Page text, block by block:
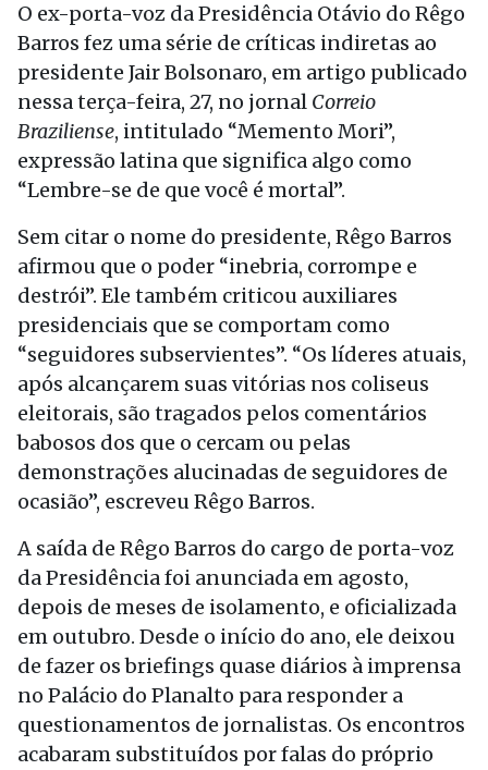
O ex-porta-voz da Presidência Otávio do Rêgo
Barros fez uma série de críticas indiretas ao
presidente Jair Bolsonaro, em artigo publicado
nessa terça-feira, 27, no jornal Correio
Braziliense, intitulado “Memento Mori”,
expressão latina que significa algo como
“Lembre-se de que você é mortal”.
Sem citar o nome do presidente, Rêgo Barros
afirmou que o poder “inebria, corrompe e
destrói”. Ele também criticou auxiliares
presidenciais que se comportam como
“seguidores subservientes”. “Os líderes atuais,
após alcançarem suas vitórias nos coliseus
eleitorais, são tragados pelos comentários
babosos dos que o cercam ou pelas
demonstrações alucinadas de seguidores de
ocasião”, escreveu Rêgo Barros.
A saída de Rêgo Barros do cargo de porta-voz
da Presidência foi anunciada em agosto,
depois de meses de isolamento, e oficializada
em outubro. Desde o início do ano, ele deixou
de fazer os briefings quase diários à imprensa
no Palácio do Planalto para responder a
questionamentos de jornalistas. Os encontros
acabaram substituídos por falas do próprio